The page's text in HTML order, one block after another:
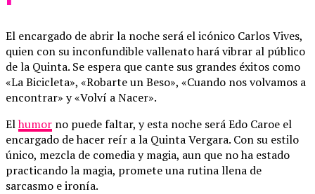
El encargado de abrir la noche será el icónico Carlos Vives,
quien con su inconfundible vallenato hará vibrar al público
de la Quinta. Se espera que cante sus grandes éxitos como
«La Bicicleta», «Robarte un Beso», «Cuando nos volvamos a
encontrar» y «Volví a Nacer».
Elhumor no puede faltar, y esta noche será Edo Caroe el
encargado de hacer reír a la Quinta Vergara. Con su estilo
único, mezcla de comedia y magia, aun que no ha estado
practicando la magia, promete una rutina llena de
sarcasmo e ironía.